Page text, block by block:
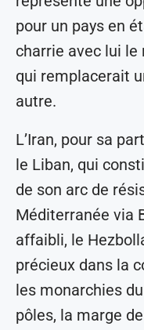
pour un pays en
charrie avec lui le
qui remplacerait
autre.
L’Iran, pour sa
le Liban, qui
de son arc de
Méditerranée via
affaibli, le
précieux dans la
les monarchies
pôles, la marge